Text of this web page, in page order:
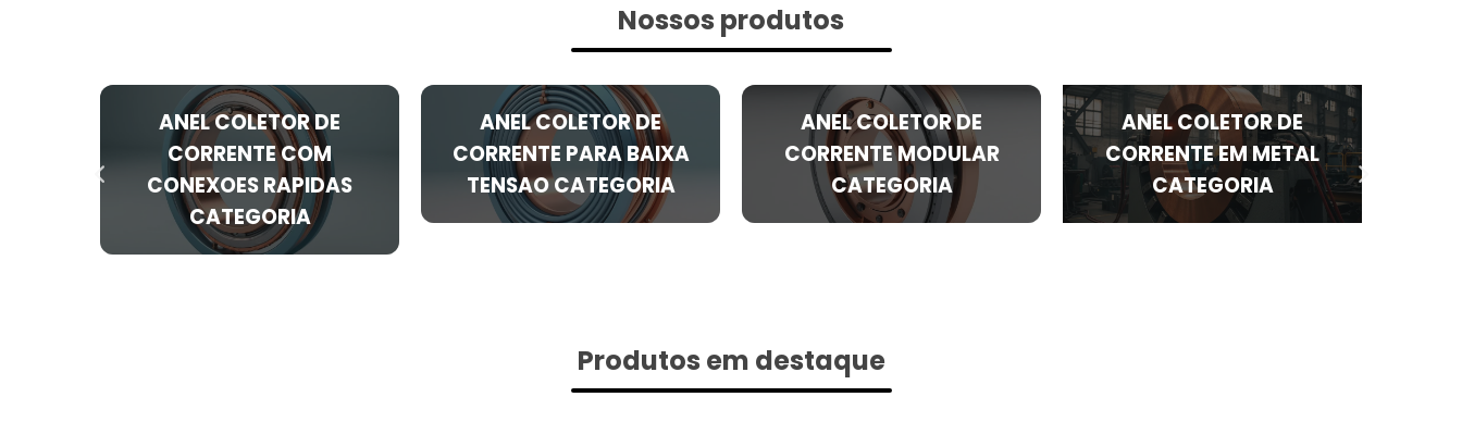
Nossos produtos
ANEL COLETOR DE
CORRENTE COM
CONEXOES RAPIDAS
CATEGORIA
ANEL COLETOR DE
CORRENTE PARA BAIXA
TENSAO CATEGORIA
ANEL COLETOR DE
CORRENTE MODULAR
CATEGORIA
ANEL COLETOR DE
CORRENTE EM METAL
CATEGORIA
Produtos em destaque